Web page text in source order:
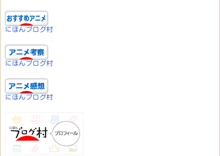
にほんブログ村
にほんブログ村
にほんブログ村